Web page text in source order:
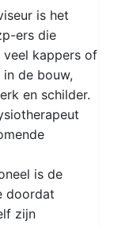
is het
ers die
veel kappers of
de bouw,
en schilder.
is de
doordat
zijn